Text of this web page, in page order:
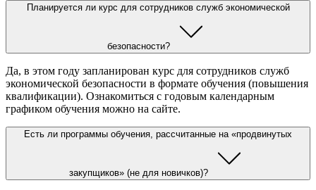
Планируется ли курс для сотрудников служб экономической
безопасности?
Да, в этом году запланирован курс для сотрудников служб
экономической безопасности в формате обучения (повышения
квалификации). Ознакомиться с годовым календарным
графиком обучения можно на сайте.
Есть ли программы обучения, рассчитанные на «продвинутых
закупщиков» (не для новичков)?